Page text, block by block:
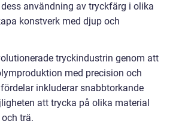
användning av tryckfärg i olika
konstverk med djup och
tryckindustrin genom att
med precision och
inkluderar snabbtorkande
att trycka på olika material
trä.